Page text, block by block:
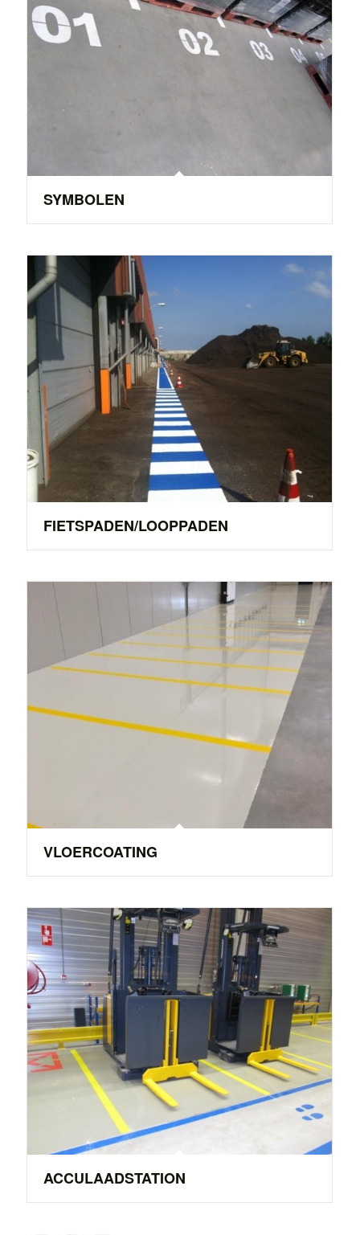
SYMBOLEN
FIETSPADEN/LOOPPADEN
VLOERCOATING
ACCULAADSTATION